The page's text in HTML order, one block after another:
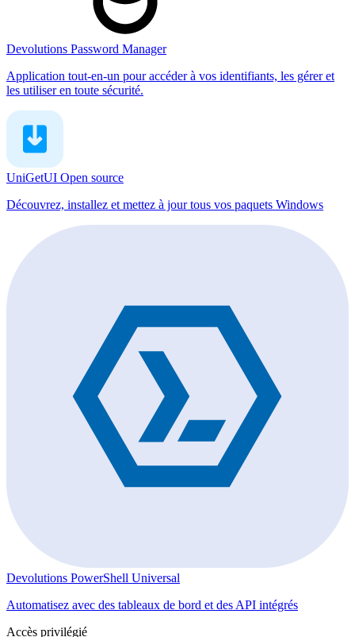
Devolutions Password Manager
Application tout-en-un pour accéder à vos identifiants, les gérer et
les utiliser en toute sécurité.
UniGetUI Open source
Découvrez, installez et mettez à jour tous vos paquets Windows
Devolutions PowerShell Universal
Automatisez avec des tableaux de bord et des API intégrés
Accès privilégié